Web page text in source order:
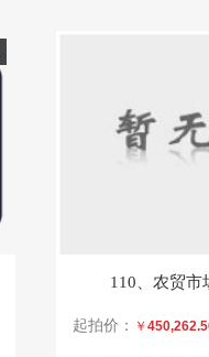
110、农贸市
起拍价： ￥